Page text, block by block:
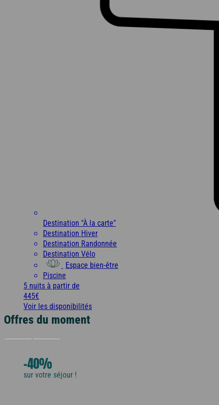
Destination "À la carte"
Destination Hiver
Destination Randonnée
Destination Vélo
Espace bien-être
Piscine
5 nuits à partir de
445€
Voir les disponibilités
Offres du moment
-40%
sur votre séjour !